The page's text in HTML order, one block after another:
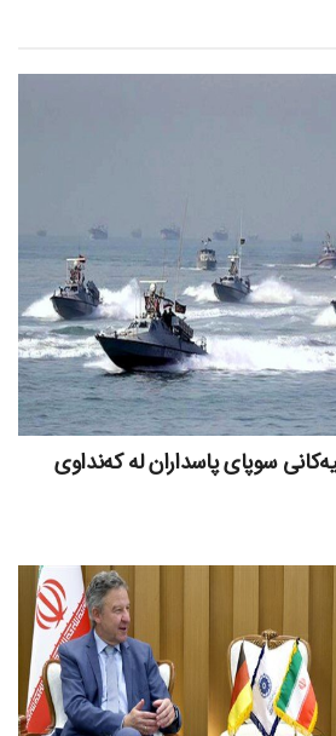
سوپای پاسداران لە کەنداوی